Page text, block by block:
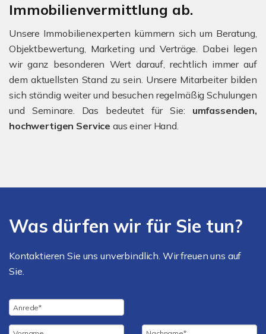
Immobilienvermittlung ab.
Unsere Immobilienexperten kümmern sich um Beratung,
Objektbewertung, Marketing und Verträge. Dabei legen
wir ganz besonderen Wert darauf, rechtlich immer auf
dem aktuellsten Stand zu sein. Unsere Mitarbeiter bilden
sich ständig weiter und besuchen regelmäßig Schulungen
und Seminare. Das bedeutet für Sie: umfassenden,
hochwertigen Service aus einer Hand.
Was dürfen wir für Sie tun?
Kontaktieren Sie uns unverbindlich. Wir freuen uns auf
Sie.